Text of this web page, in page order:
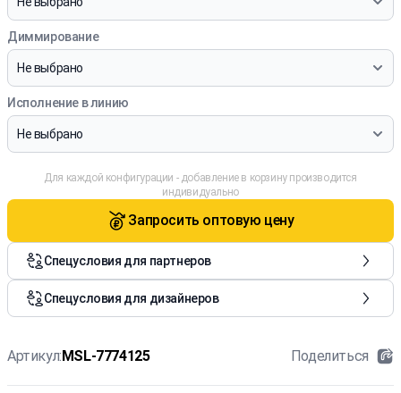
Артикул:MSL-7774125 Поделиться
Диммирование
Исполнение в линию
Для каждой конфигурации - добавление в корзину производится
индивидуально
Запросить оптовую цену
Спецусловия для партнеров
Спецусловия для дизайнеров